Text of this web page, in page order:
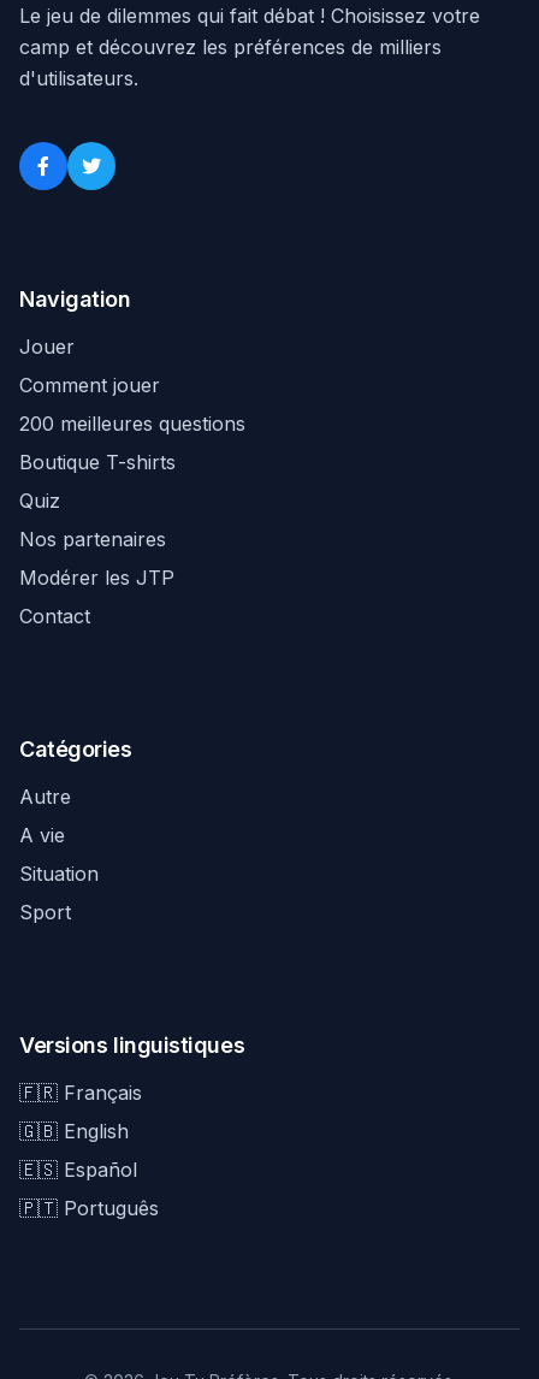
Le jeu de dilemmes qui fait débat ! Choisissez votre
camp et découvrez les préférences de milliers
d'utilisateurs.
Navigation
Jouer
Comment jouer
200 meilleures questions
Boutique T-shirts
Quiz
Nos partenaires
Modérer les JTP
Contact
Catégories
Autre
A vie
Situation
Sport
Versions linguistiques
🇫🇷 Français
🇬🇧 English
🇪🇸 Español
🇵🇹 Português